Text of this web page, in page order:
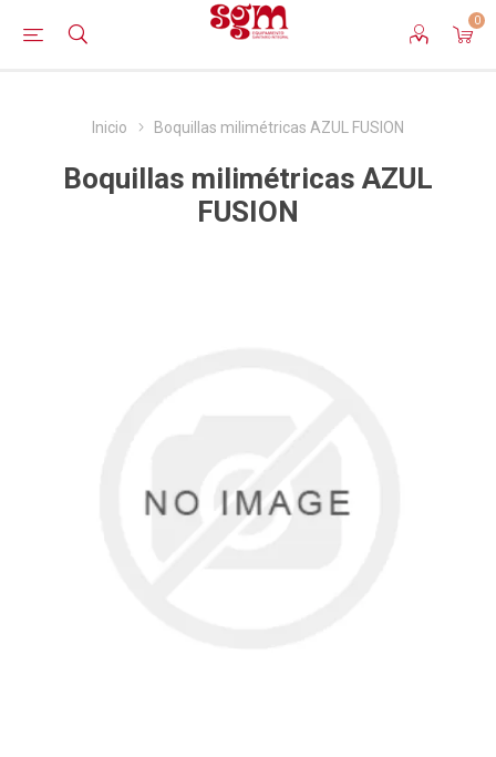
0
Inicio Boquillas milimétricas AZUL FUSION
Boquillas milimétricas AZUL
FUSION